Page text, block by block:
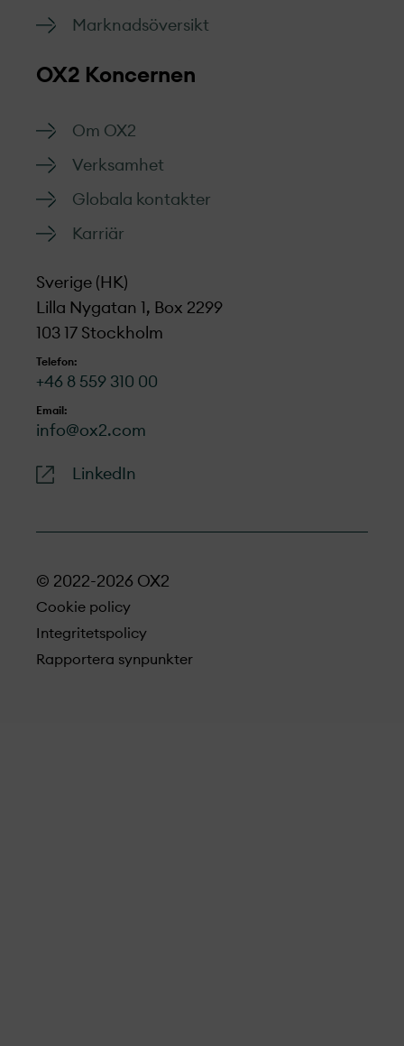
Marknads­översikt
OX2 Koncernen
Om OX2
Verksamhet
Globala kontakter
Karriär
Sverige (HK)
Lilla Nygatan 1, Box 2299
103 17 Stockholm
Telefon:
+46 8 559 310 00
Email:
info@ox2.com
LinkedIn
© 2022-2026 OX2
Cookie policy
Integritetspolicy
Rapportera synpunkter